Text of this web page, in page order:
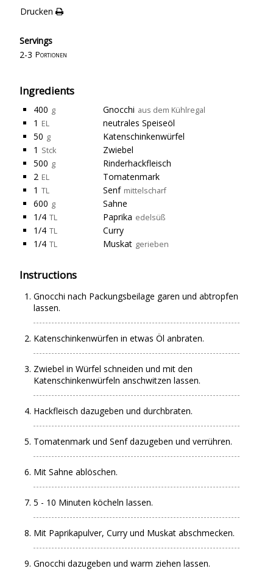
Drucken
Servings
2-3 Portionen
Ingredients
400 g Gnocchi aus dem Kühlregal
1 EL
neutrales Speiseöl
50 g
Katenschinkenwürfel
1 Stck
Zwiebel
500 g
Rinderhackfleisch
2 EL
Tomatenmark
1 TL Senf mittelscharf
600 g
Sahne
1/4 TL Paprika edelsüß
1/4 TL
Curry
1/4 TL Muskat gerieben
Instructions
Gnocchi nach Packungsbeilage garen und abtropfen
lassen.
Katenschinkenwürfen in etwas Öl anbraten.
Zwiebel in Würfel schneiden und mit den
Katenschinkenwürfeln anschwitzen lassen.
Hackfleisch dazugeben und durchbraten.
Tomatenmark und Senf dazugeben und verrühren.
Mit Sahne ablöschen.
5 - 10 Minuten köcheln lassen.
Mit Paprikapulver, Curry und Muskat abschmecken.
Gnocchi dazugeben und warm ziehen lassen.